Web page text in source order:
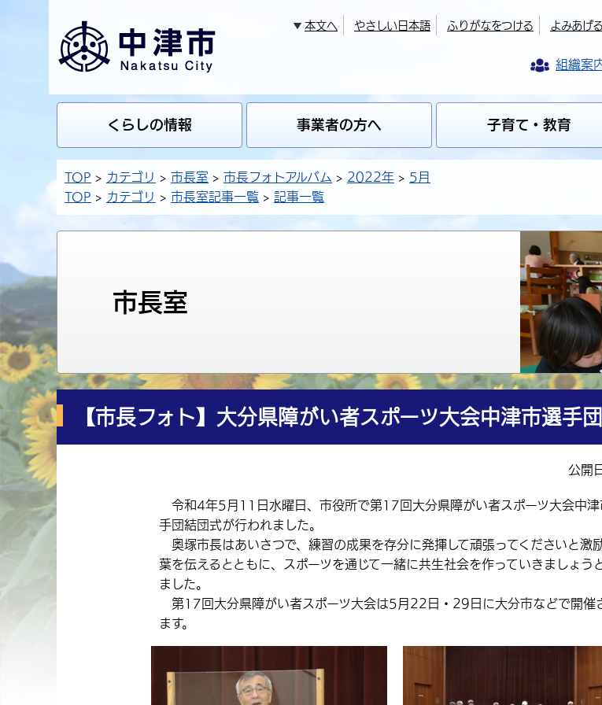
本文へ やさしい日本語 ふりがなをつける よみあげる
組織案
くらしの情報 事業者の方へ 子育て・教育
TOP カテゴリ 市長室 市長フォトアルバム 2022年
5月
TOP
カテゴリ 市長室記事一覧 記事一覧
市長室
【市長フォト】大分県障がい者スポーツ大会中津市選手
公開
令和4年5月11日水曜日、市役所で第17回大分県障がい者スポーツ大会中津
手団結団式が行われました。
奥塚市長はあいさつで、練習の成果を存分に発揮して頑張ってくださいと激
葉を伝えるとともに、スポーツを通じて一緒に共生社会を作っていきましょう
ました。
第17回大分県障がい者スポーツ大会は5月22日・29日に大分市などで開催
ます。